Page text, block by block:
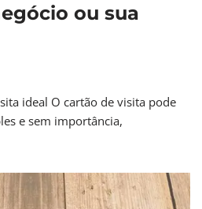
ou sua
ideal O cartão de visita pode
e sem importância,